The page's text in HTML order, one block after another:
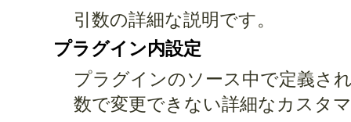
引数の詳細な説明です。
プラグイン内設定
プラグインのソース中で定義さ
数で変更できない詳細なカスタ